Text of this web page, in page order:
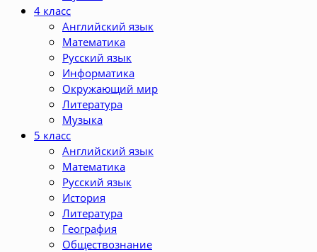
4 класс
Английский язык
Математика
Русский язык
Информатика
Окружающий мир
Литература
Музыка
5 класс
Английский язык
Математика
Русский язык
История
Литература
География
Обществознание